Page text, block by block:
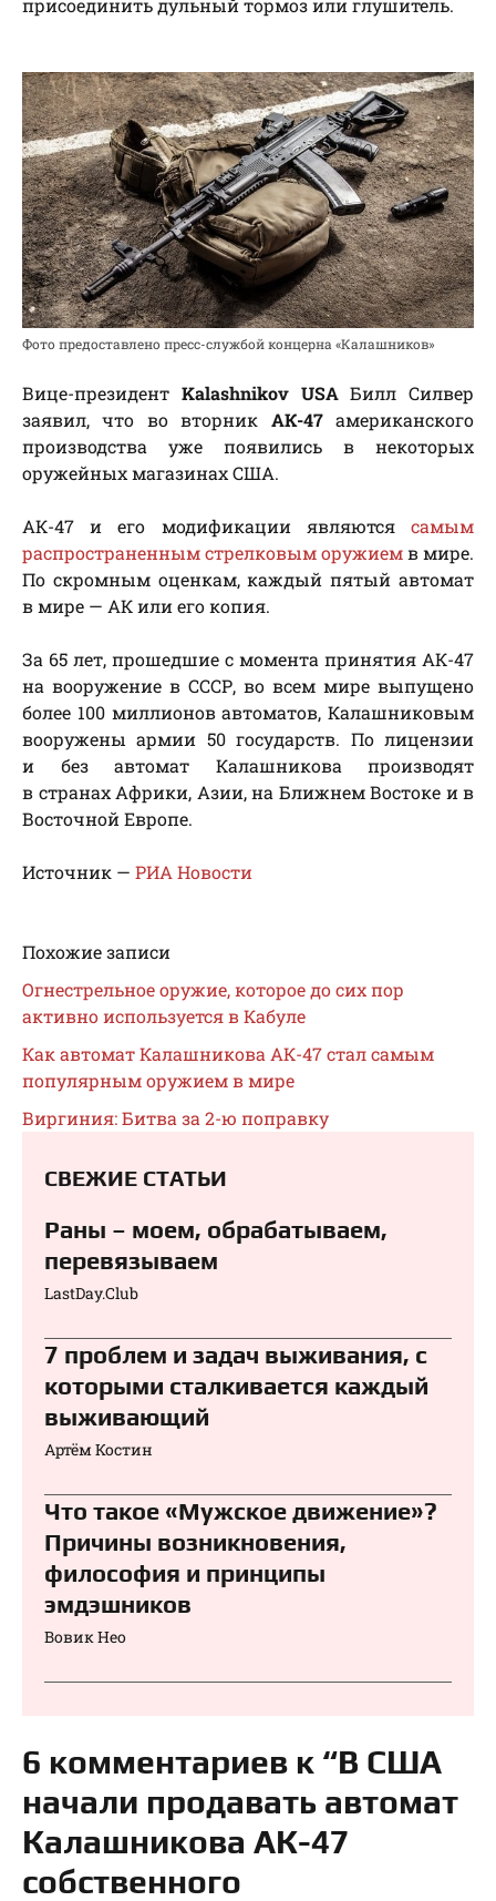
присоединить дульный тормоз или глушитель.
Фото предоставлено пресс-службой концерна «Калашников»
Вице-президент Kalashnikov USAБилл Силвер
заявил, что во вторник АК-47американского
производства уже появились в некоторых
оружейных магазинах США.
АК-47 и его модификации являются самым
распространенным стрелковым оружиемв мире.
По скромным оценкам, каждый пятый автомат
в мире — АК или его копия.
За 65 лет, прошедшие с момента принятия АК-47
на вооружение в СССР, во всем мире выпущено
более 100 миллионов автоматов, Калашниковым
вооружены армии 50 государств. По лицензии
и без автомат Калашникова производят
в странах Африки, Азии, на Ближнем Востоке и в
Восточной Европе.
Источник — РИА Новости
Похожие записи
Огнестрельное оружие, которое до сих пор
активно используется в Кабуле
Как автомат Калашникова АК-47 стал самым
популярным оружием в мире
Виргиния: Битва за 2-ю поправку
СВЕЖИЕ СТАТЬИ
Раны – моем, обрабатываем,
перевязываем⁠⁠
LastDay.Club
7 проблем и задач выживания, с
которыми сталкивается каждый
выживающий
Артём Костин
Что такое «Мужское движение»?
Причины возникновения,
философия и принципы
эмдэшников
Вовик Нео
6 комментариев к “В США
начали продавать автомат
Калашникова АК-47
собственного